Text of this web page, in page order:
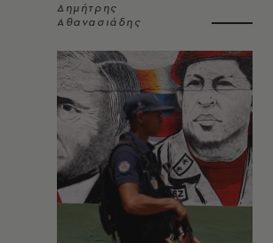
Δημήτρης
Αθανασιάδης